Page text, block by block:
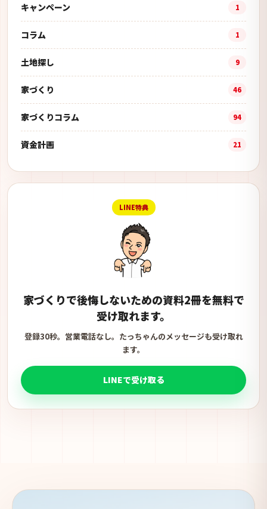
キャンペーン 1
コラム 1
土地探し 9
家づくり 46
家づくりコラム 94
資金計画 21
LINE特典
家づくりで後悔しないための資料2冊を無料で
受け取れます。
登録30秒。営業電話なし。たっちゃんのメッセージも受け取れ
ます。
LINEで受け取る